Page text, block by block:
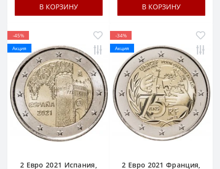
В КОРЗИНУ В КОРЗИНУ
-45%
Акция
2 Евро 2021 Испания,
-34%
Акция
2 Евро 2021 Франция,